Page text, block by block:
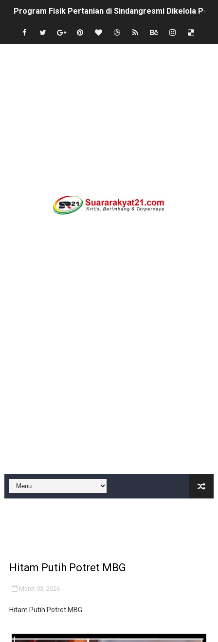
Program Fisik Pertanian di Sindangresmi Dikelola
Peringati Kemerdekaan Indonesia ke-81, Bukan
Disaksikan CEO Bos Papua Barat, turnamen sepak
Kepala KSP Jenderal Dudung Pimpin Peluncuran Buku
Official Statement by the Royal Office of Morocco
Hitam Putih Potret MBG
Maret 03, 2026
Hitam Putih Potret MBG